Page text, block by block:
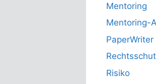
Mentoring
Mentoring-
PaperWriter
Risiko